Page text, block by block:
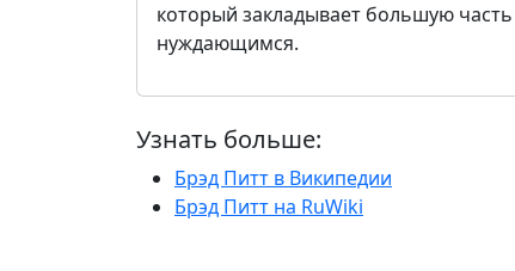
который закладывает большую
нуждающимся.
Узнать больше:
Брэд Питт в Википедии
Брэд Питт на RuWiki